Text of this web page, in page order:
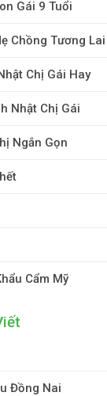
Gái 9 Tuổi
Chồng Tương Lai
Chị Gái Hay
Nhật Chị Gái
Ngắn Gọn
Cẩm Mỹ
Đồng Nai